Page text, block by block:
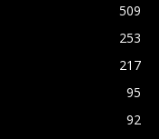
509
253
217
95
92